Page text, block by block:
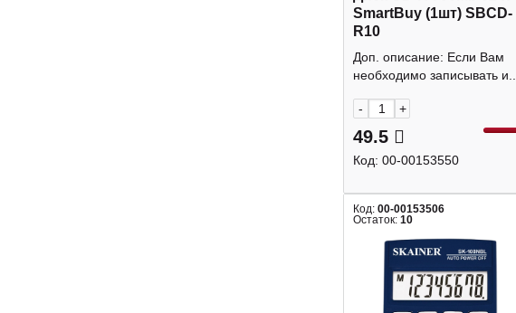
SmartBuy (1шт) SBCD-
R10
Доп. описание: Если Вам
необходимо записывать и...
- +
49.5
Код: 00-00153550
Код: 00-00153506
Остаток: 10